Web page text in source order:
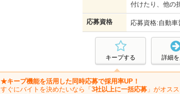
付けたり、他の
応募資格 応募資格:自動
詳細
キープする
★キープ機能を活用した同時応募で採用率UP！
すぐにバイトを決めたいなら「 3社以上に一括応募 」がオス